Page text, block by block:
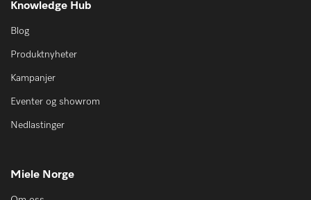
Knowledge Hub
Blog
Produktnyheter
Kampanjer
Eventer og showrom
Nedlastinger
Miele Norge